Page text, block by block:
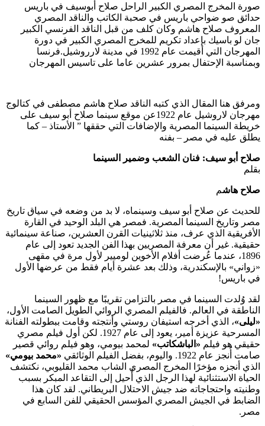
صورة المخرج المصري الكبير الراحل صلاح أبوسيف في باريس
حدائق صو ضواحي باريس في صحبة الكاتب والناقد المصري
المعروف صلاح هاشم وكان كلف من قبل الناقد الفرنسي الكبير
جان لو باسيك بإعداد تكريم للمخرج المصري الكبير في دورة
المهرجان التي أقيمت عام 1992 في مدينة لارروشيل.فرنسا
وبمناسبة الإحتفال بمرور عشرين عاما على تاسيس المهرجان
ومرفق هنا المقال الذي كتبه الناقد صلاح هاشم مصطفى في كتالوج
مهرجان لاروشيل عام 1922عن موقع سينما صلاح أبو سيف على
خريطة السينما المصرية والإضافات التي حققها ” الأستاذ – كما
يطلق عليه في مصر – بفنه
صلاح أبو سيف: فنان الشعب وضمير السينما
بقلم
صلاح هاشم
للحديث عن صلاح أبو سيف وسينماه، لا بد من وضعه في سياق تاريخ
مصر وتاريخ السينما المصرية. فمصر هي البلد الوحيد في القارة
الأفريقية الذي عرف، منذ ثلاثينيات القرن العشرين، صناعة سينمائية
حقيقية. غير أن معرفة المصريين بهذا الفن الجديد تعود إلى عام
1896، عندما عُرضت أفلام الأخوين لوميير لأول مرة في مقهى
«زواني» بالإسكندرية، وذلك بعد عشرة أيام فقط من عرضها الأول
في باريس!
لقد وُلدت السينما في مصر بالتزامن تقريبًا مع ظهور السينما
الناطقة في العالم. فالفيلم المصري الروائي الطويل الصامت الأول،
«ليلى»، الذي أخرجه استيفان روستي وأنتجته وقامت ببطولته الفنانة
المسرحية عزيزة أمير، يعود إلى عام 1927. لكن أول فيلم مصري
حقيقي هو فيلم «الباشكاتب» لمحمد بيومي، وهو فيلم روائي قصير
صامت أُنجز عام 1922. واليوم، بفضل الفيلم الوثائقي
«محمد بيومي»
الذي أنجزه مؤخرًا المخرج المصري الشاب محمد القليوبي، نكتشف
الحياة الاستثنائية لهذا الرجل الذي أُحيل إلى التقاعد المبكر بسبب
وطنيته واحتجاجاته ضد جيش الاحتلال البريطاني. لقد كان هذا
الضابط في الجيش المصري المؤسس الحقيقي للفن السابع في
مصر.